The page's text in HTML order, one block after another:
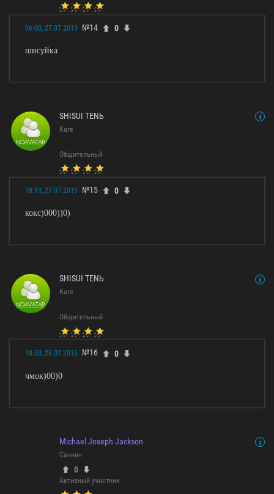
06:00, 27.07.2015 №14 0
шисуйка
SHISUI TENЬ
Каге
Общительный
18:13, 27.07.2015 №15 0
кокс)000))0)
SHISUI TENЬ
Каге
Общительный
18:30, 28.07.2015 №16 0
чмок)00)0
Michael Joseph Jackson
Саннин
0
Активный участник